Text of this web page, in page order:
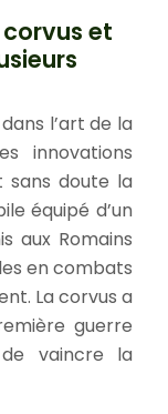
et
l’art de la
innovations
sans doute la
équipé d’un
aux Romains
en combats
La corvus a
guerre
vaincre la